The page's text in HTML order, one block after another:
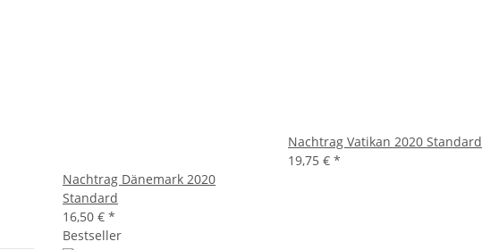
Nachtrag Dänemark 2020
Standard
16,50 € *
Nachtrag Vatikan 2020 Standard
19,75 € *
Bestseller